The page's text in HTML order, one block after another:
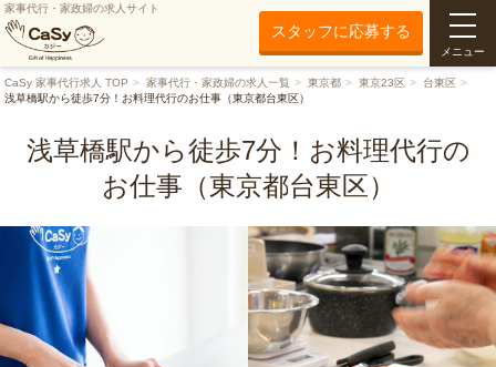
家事代行・家政婦の求人サイト
スタッフに応募する
メニュー
CaSy 家事代行求人 TOP 家事代行・家政婦の求人一覧 東京都 東京23区
台東区
浅草橋駅から徒歩7分！お料理代行のお仕事（東京都台東区）
浅草橋駅から徒歩7分！お料理代行の
お仕事（東京都台東区）